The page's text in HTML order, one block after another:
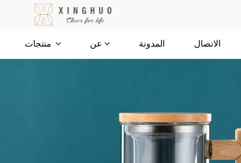
عن المدونة الاتصال